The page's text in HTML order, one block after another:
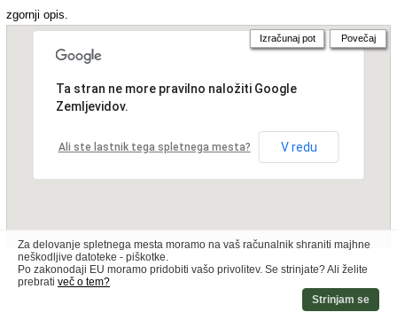
zgornji opis.
Ta stran ne more pravilno naložiti Google
Zemljevidov.
Ali ste lastnik tega spletnega mesta? V redu
Izračunaj pot Povečaj
Za delovanje spletnega mesta moramo na vaš računalnik shraniti majhne
neškodljive datoteke - piškotke.
Po zakonodaji EU moramo pridobiti vašo privolitev. Se strinjate? Ali želite
prebrati več o tem?
Strinjam se